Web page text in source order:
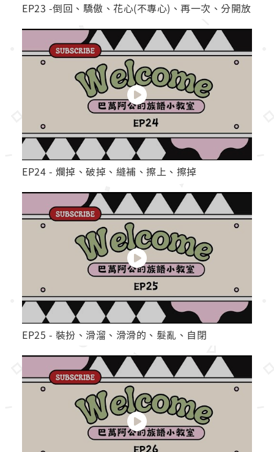
EP23 -倒回、驕傲、花心(不專心)、再一次、分開放
EP24 - 爛掉、破掉、縫補、擦上、擦掉
EP25 - 裝扮、滑溜、滑滑的、髮亂、自閉